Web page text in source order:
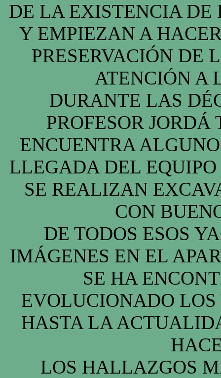
DE LA EXISTENCIA DE
Y EMPIEZAN A
PRESERVACIÓN DE
ATENCIÓN A
DURANTE LAS
PROFESOR
ENCUENTRA
LLEGADA DEL
SE REALIZAN
CON
DE TODOS ESOS
IMÁGENES EN EL
SE HA
EVOLUCIONADO
HASTA LA
LOS HALLAZGOS